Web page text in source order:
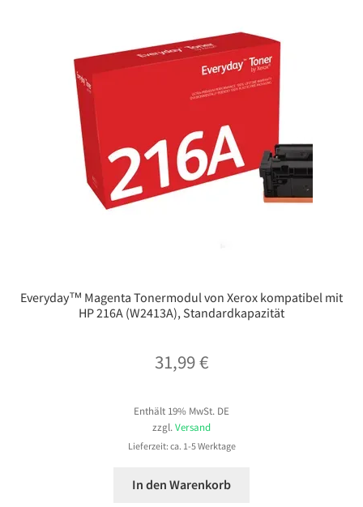
Everyday™ Magenta Tonermodul von Xerox kompatibel mit
HP 216A (W2413A), Standardkapazität
31,99€
Enthält 19% MwSt. DE
zzgl. Versand
Lieferzeit: ca. 1-5 Werktage
In den Warenkorb